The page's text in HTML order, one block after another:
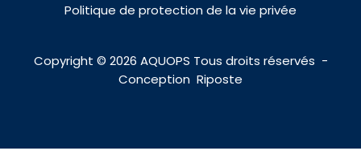
Politique de protection de la vie privée
Copyright © 2026 AQUOPS Tous droits réservés -
Conception Riposte